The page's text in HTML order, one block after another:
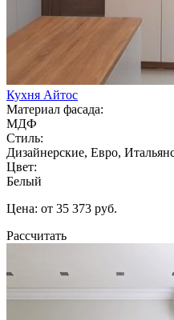
Кухня Айтос
Материал фасада:
МДФ
Стиль:
Дизайнерские, Евро,
Цвет:
Белый
Цена: от 35 373 руб.
Рассчитать